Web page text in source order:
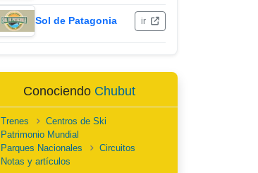
Sol de Patagonia ir
Conociendo Chubut
Trenes
Centros de Ski
Patrimonio Mundial
Parques Nacionales
Circuitos
Notas y artículos